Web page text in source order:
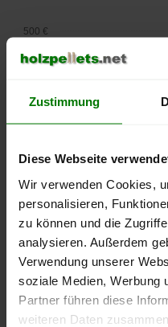
Zustimmung
Diese Webseite
Wir verwenden Cookies,
personalisieren,
zu können und die
analysieren. Außerdem
Verwendung unserer
soziale Medien, Werbung
Partner führen diese
weiteren Daten
lose Ware
September
2025
300 €
400 €
500 €
Die aktuelle
können Sie jederzeit